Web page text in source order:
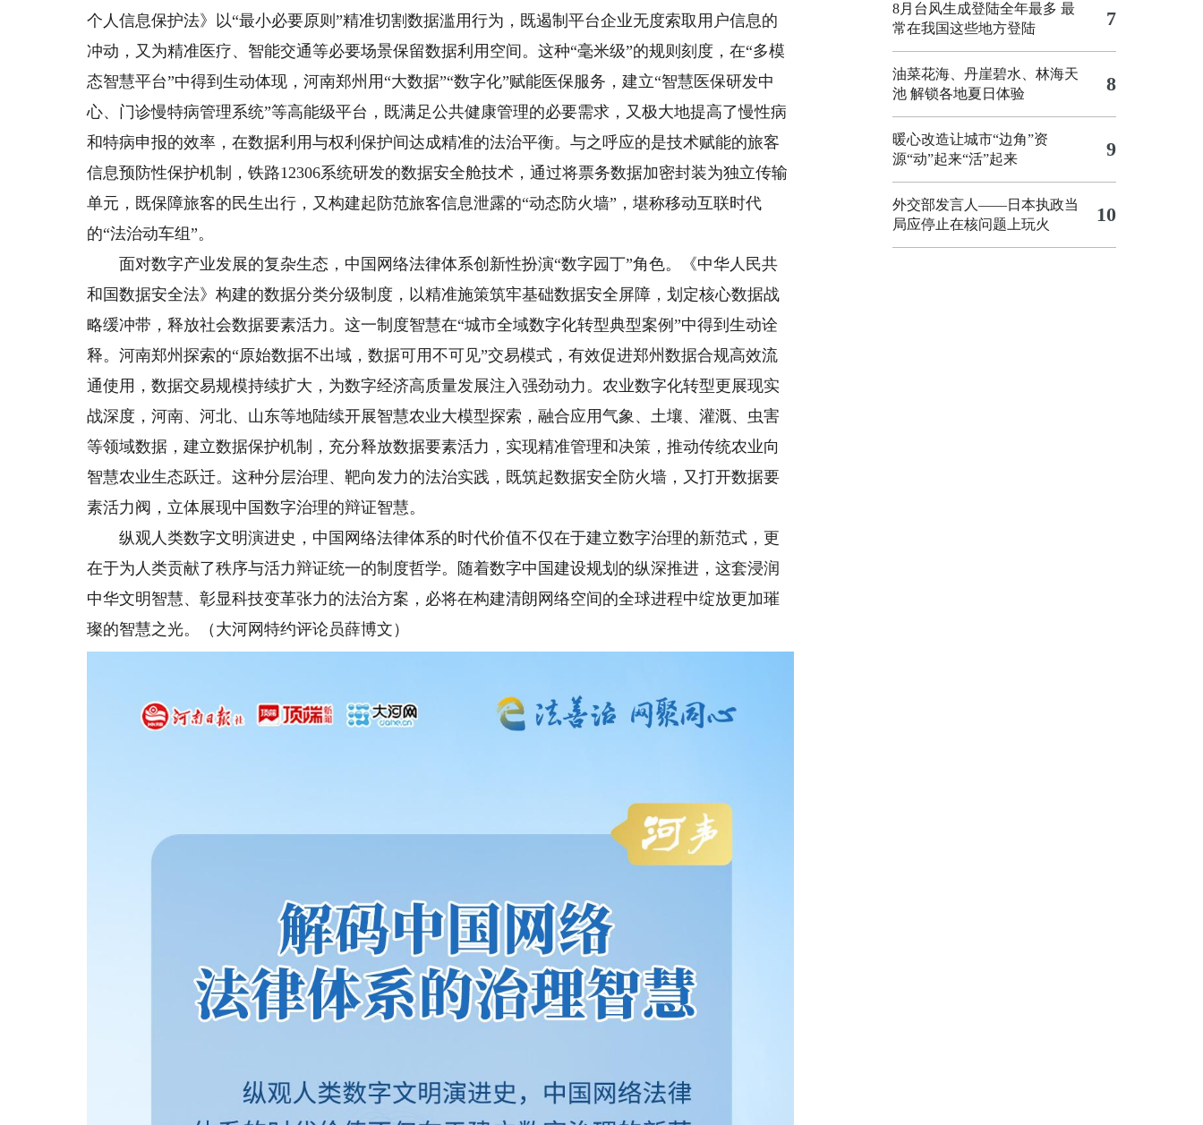
个人信息保护法》以“最小必要原则”精准切割数据滥用行为，既遏制平台企业无度索取用户信息的
冲动，又为精准医疗、智能交通等必要场景保留数据利用空间。这种“毫米级”的规则刻度，在“多模
态智慧平台”中得到生动体现，河南郑州用“大数据”“数字化”赋能医保服务，建立“智慧医保研发中
心、门诊慢特病管理系统”等高能级平台，既满足公共健康管理的必要需求，又极大地提高了慢性病
和特病申报的效率，在数据利用与权利保护间达成精准的法治平衡。与之呼应的是技术赋能的旅客
信息预防性保护机制，铁路12306系统研发的数据安全舱技术，通过将票务数据加密封装为独立传输
单元，既保障旅客的民生出行，又构建起防范旅客信息泄露的“动态防火墙”，堪称移动互联时代
的“法治动车组”。
面对数字产业发展的复杂生态，中国网络法律体系创新性扮演“数字园丁”角色。《中华人民共
和国数据安全法》构建的数据分类分级制度，以精准施策筑牢基础数据安全屏障，划定核心数据战
略缓冲带，释放社会数据要素活力。这一制度智慧在“城市全域数字化转型典型案例”中得到生动诠
释。河南郑州探索的“原始数据不出域，数据可用不可见”交易模式，有效促进郑州数据合规高效流
通使用，数据交易规模持续扩大，为数字经济高质量发展注入强劲动力。农业数字化转型更展现实
战深度，河南、河北、山东等地陆续开展智慧农业大模型探索，融合应用气象、土壤、灌溉、虫害
等领域数据，建立数据保护机制，充分释放数据要素活力，实现精准管理和决策，推动传统农业向
智慧农业生态跃迁。这种分层治理、靶向发力的法治实践，既筑起数据安全防火墙，又打开数据要
素活力阀，立体展现中国数字治理的辩证智慧。
纵观人类数字文明演进史，中国网络法律体系的时代价值不仅在于建立数字治理的新范式，更
在于为人类贡献了秩序与活力辩证统一的制度哲学。随着数字中国建设规划的纵深推进，这套浸润
中华文明智慧、彰显科技变革张力的法治方案，必将在构建清朗网络空间的全球进程中绽放更加璀
璨的智慧之光。（大河网特约评论员薛博文）
8月台风生成登陆全年最多 最
常在我国这些地方登陆
7
油菜花海、丹崖碧水、林海天
池 解锁各地夏日体验
8
暖心改造让城市“边角”资
源“动”起来“活”起来
9
外交部发言人——日本执政当
局应停止在核问题上玩火
10